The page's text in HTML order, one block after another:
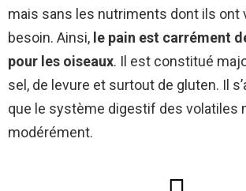
mais sans les nutriments dont ils ont
besoin. Ainsi, le pain est carrément
pour les oiseaux. Il est constitué
sel, de levure et surtout de gluten. Il
que le système digestif des volatiles
modérément.